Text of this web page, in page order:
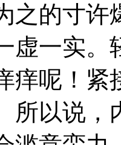
之的寸
虚一实。
痒呢！紧
所以说，